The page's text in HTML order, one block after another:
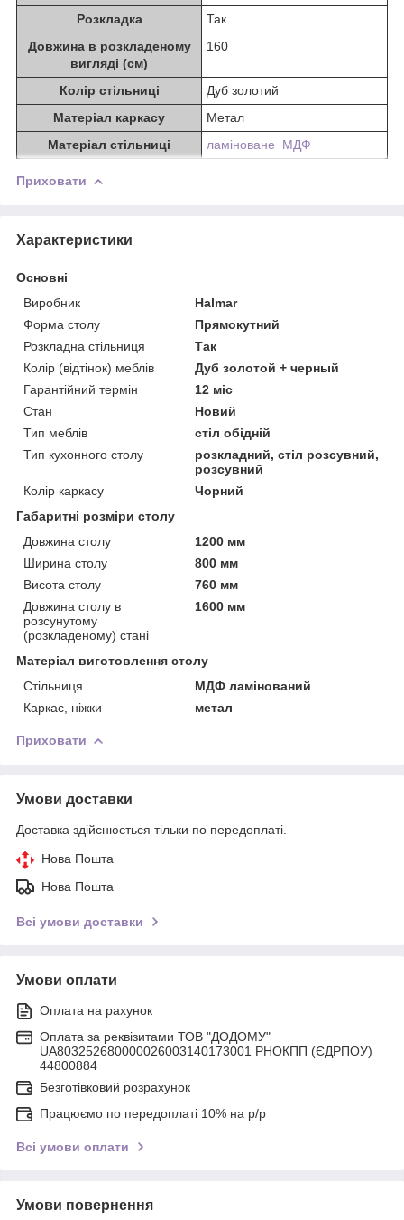
Розкладка
Так
Довжина в розкладеному
вигляді (см)
160
Колір стільниці
Дуб золотий
Матеріал каркасу
Метал
Матеріал стільниці
ламіноване МДФ
Приховати
Характеристики
Основні
Виробник
Halmar
Форма столу
Прямокутний
Розкладна стільниця
Так
Колір (відтінок) меблів
Дуб золотой + черный
Гарантійний термін
12 міс
Стан
Новий
Тип меблів
стіл обідній
Тип кухонного столу
розкладний, стіл розсувний,
розсувний
Колір каркасу
Чорний
Габаритні розміри столу
Довжина столу
1200 мм
Ширина столу
800 мм
Висота столу
760 мм
Довжина столу в
розсунутому
(розкладеному) стані
1600 мм
Матеріал виготовлення столу
Стільниця
МДФ ламінований
Каркас, ніжки
метал
Приховати
Умови доставки
Доставка здійснюється тільки по передоплаті.
Нова Пошта
Нова Пошта
Всі умови доставки
Умови оплати
Оплата на рахунок
Оплата за реквізитами ТОВ "ДОДОМУ"
UA803252680000026003140173001 РНОКПП (ЄДРПОУ)
44800884
Безготівковий розрахунок
Працюємо по передоплаті 10% на р/р
Всі умови оплати
Умови повернення